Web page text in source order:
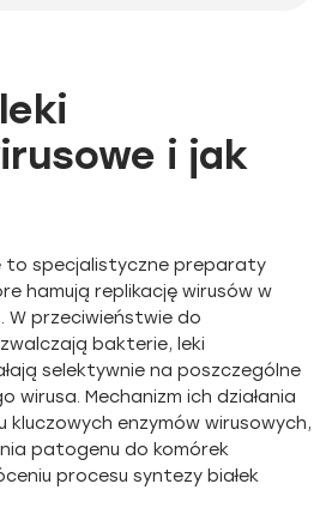
i jak
to specjalistyczne preparaty
hamują replikację wirusów w
W przeciwieństwie do
bakterie, leki
selektywnie na poszczególne
wirusa. Mechanizm ich działania
kluczowych enzymów wirusowych,
patogenu do komórek
procesu syntezy białek